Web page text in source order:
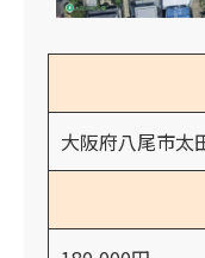
大阪府八尾市太